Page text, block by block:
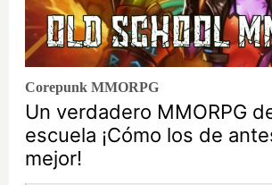
Corepunk MMORPG
Un verdadero MMORPG
escuela ¡Cómo los de
mejor!